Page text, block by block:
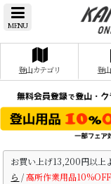
MENU
登山カテゴリ 登
お買い上げ13,200円以上
ら /高所作業用品10%OFF